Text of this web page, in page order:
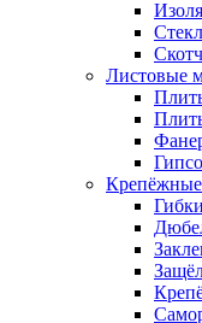
Листовые
Крепёжные